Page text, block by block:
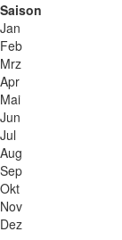
Saison
Jan
Feb
Mrz
Apr
Mai
Jun
Jul
Aug
Sep
Okt
Nov
Dez